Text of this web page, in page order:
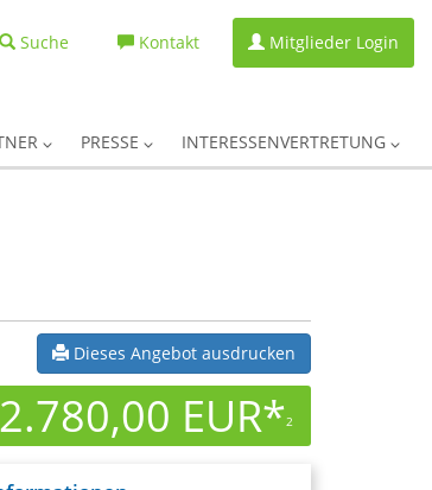
Suche Kontakt Mitglieder Login
PRESSE INTERESSENVERTRETUNG
Dieses Angebot ausdrucken
2.780,00 EUR*2